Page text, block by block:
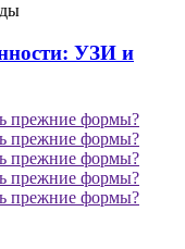
УЗИ и